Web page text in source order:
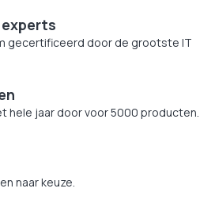
gecertificeerd door de grootste IT
hele jaar door voor 5000 producten.
naar keuze.